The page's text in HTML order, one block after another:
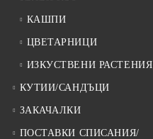
КАШПИ
ЦВЕТАРНИЦИ
ИЗКУСТВЕНИ РАСТЕНИЯ
КУТИИ/САНДЪЦИ
ЗАКАЧАЛКИ
ПОСТАВКИ СПИСАНИЯ/